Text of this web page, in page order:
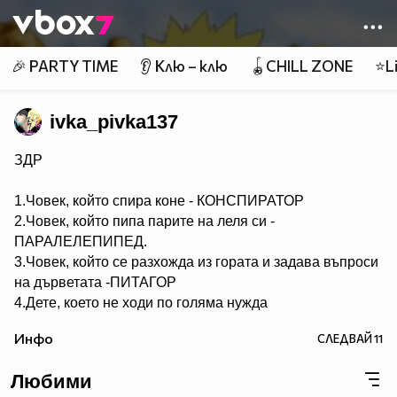
👾
🎉 PARTY TIME 👂 Клю – клю 🪀CHILL ZONE
ivka_pivka137
ЗДР
1.Човек, който спира коне - КОНСПИРАТОР
2.Човек, който пипа парите на леля си -
ПАРАЛЕЛЕПИПЕД.
3.Човек, който се разхожда из гората и задава въпроси
на дърветата -ПИТАГОР
4.Дете, което не ходи по голяма нужда
5.Хомосексуалист, който се изхожда по голяма нужда -
6.Човек, който ходи по голяма нужда по два пъти -
Инфо СЛЕДВАЙ11
Любими